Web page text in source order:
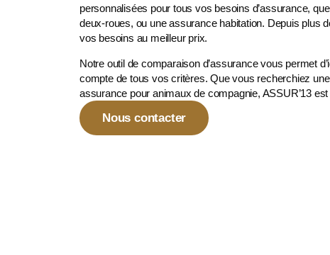
personnalisées pour tous vos besoins d’assurance,
deux-roues, ou une assurance habitation. Depuis plus
vos besoins au meilleur prix.
Notre outil de comparaison d’assurance vous permet
compte de tous vos critères. Que vous recherchiez
assurance pour animaux de compagnie, ASSUR’13
Nous contacter